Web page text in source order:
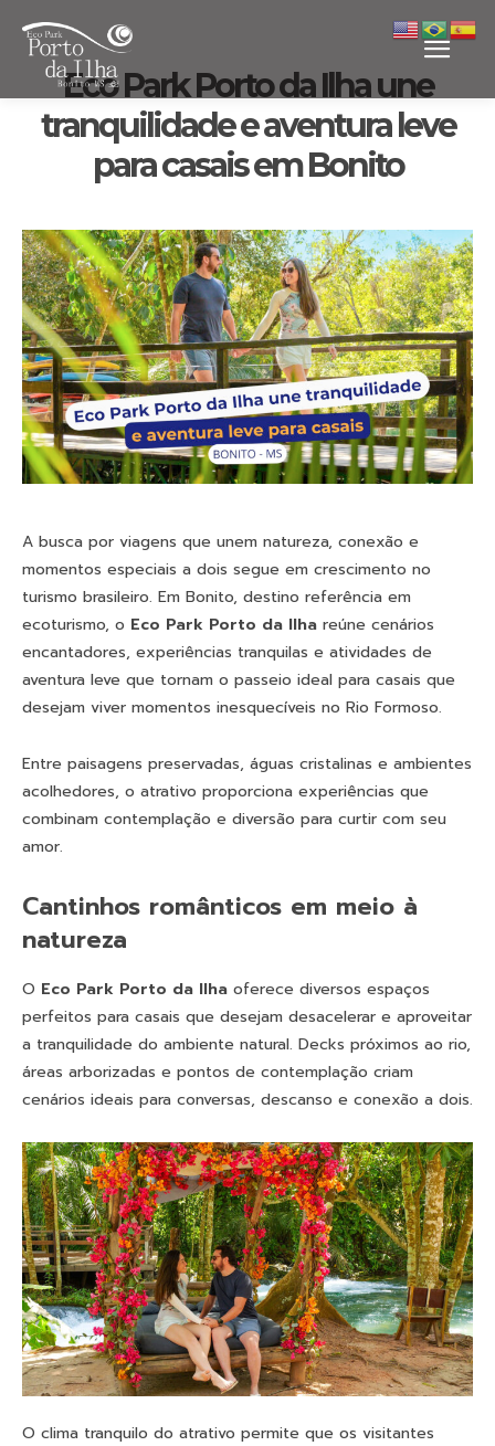
Eco Park Porto da Ilha une
tranquilidade e aventura leve
para casais em Bonito
A busca por viagens que unem natureza, conexão e
momentos especiais a dois segue em crescimento no
turismo brasileiro. Em Bonito, destino referência em
ecoturismo, o Eco Park Porto da Ilha reúne cenários
encantadores, experiências tranquilas e atividades de
aventura leve que tornam o passeio ideal para casais que
desejam viver momentos inesquecíveis no Rio Formoso.
Entre paisagens preservadas, águas cristalinas e ambientes
acolhedores, o atrativo proporciona experiências que
combinam contemplação e diversão para curtir com seu
amor.
Cantinhos românticos em meio à
natureza
O Eco Park Porto da Ilha oferece diversos espaços
perfeitos para casais que desejam desacelerar e aproveitar
a tranquilidade do ambiente natural. Decks próximos ao rio,
áreas arborizadas e pontos de contemplação criam
cenários ideais para conversas, descanso e conexão a dois.
O clima tranquilo do atrativo permite que os visitantes